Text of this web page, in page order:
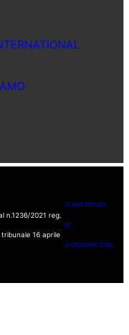
n.1236/2021 reg.
16 aprile
UI AND DESIGN
BY
GIUDANSKY.COM